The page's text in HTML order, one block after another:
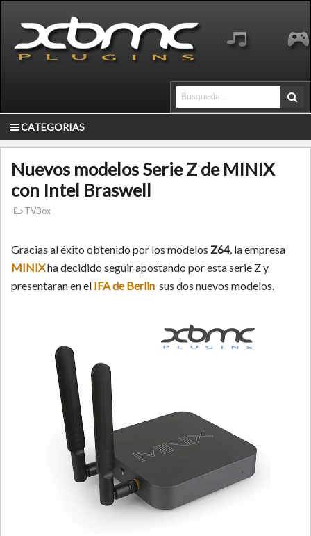
CATEGORIAS
Nuevos modelos Serie Z de MINIX
con Intel Braswell
TVBox
Gracias al éxito obtenido por los modelos Z64, la empresa
MINIXha decidido seguir apostando por esta serie Z y
presentaran en el IFA de Berlin sus dos nuevos modelos.